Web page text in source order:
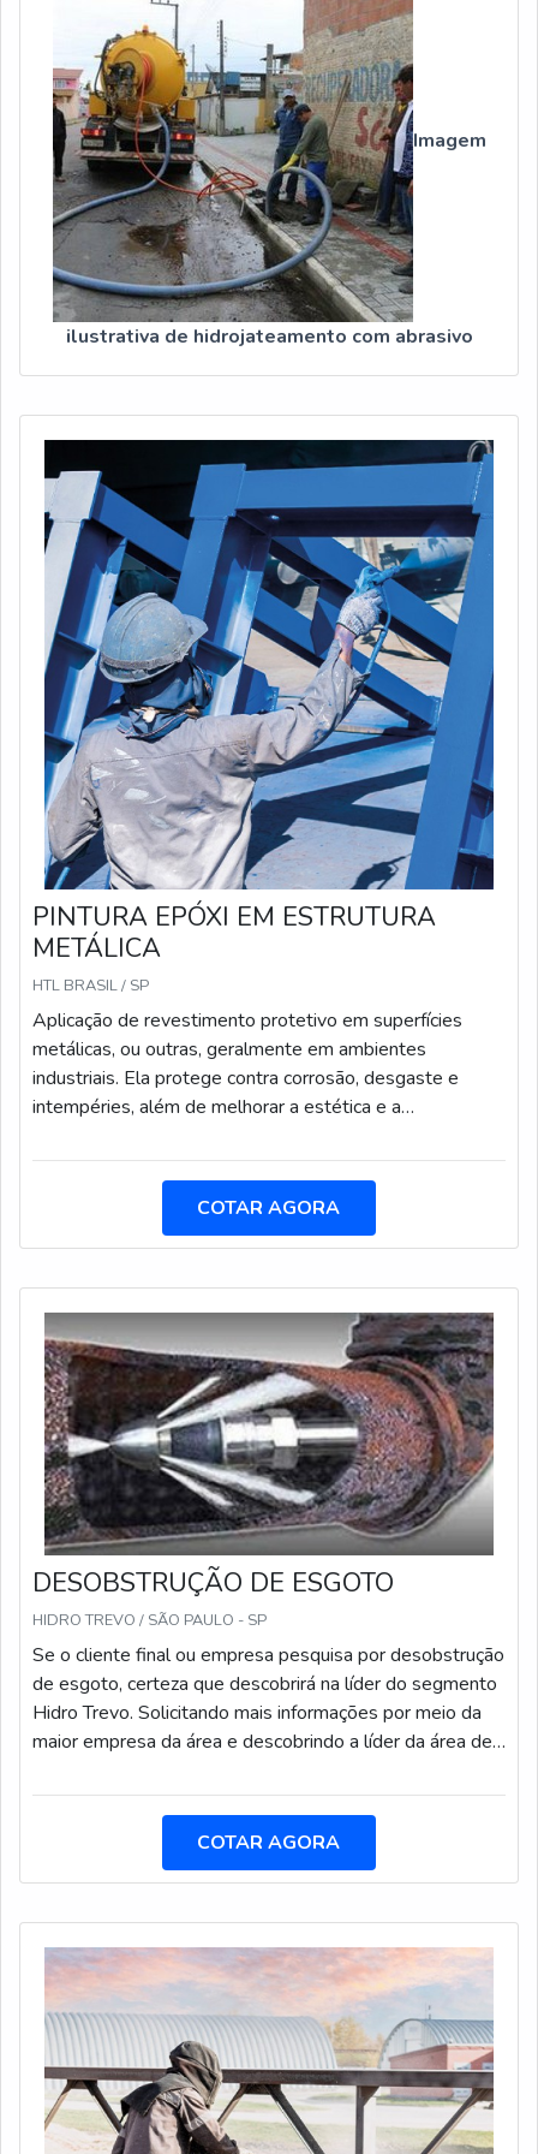
treinamento com materiais sofisticados; Equipamentos de
última geração. A MAIOR REFERÊNCIA NO
SEGMENTOSomente na Arco Iris Manutenção é possível
encontrar o que há de melhor em serviço de hidrojateamento
com abrasivo. Prezando pelo que há de mais moderno, traz
inovações e variedades em jateamento abrasivo e
revestimento anticorrosivo.Isso se deve ao fato de ser uma
empresa comprometida com seus serviços e em uma
empresa inovadora, qualificações possíveis pelo fato de a
empresa possuir escritório de alta qualidade onde são
realizadas as atividades e sala de treinamento com materiais
sofisticados. Todos esses fatores, agregados a uma equipe
multidisciplinar de consultores associados e equipe de alta
ponta.
Imagem
ilustrativa de hidrojateamento com abrasivo
PINTURA EPÓXI EM ESTRUTURA
METÁLICA
HTL BRASIL / SP
Aplicação de revestimento protetivo em superfícies
metálicas, ou outras, geralmente em ambientes
industriais. Ela protege contra corrosão, desgaste e
intempéries, além de melhorar a estética e a
líquida, tinta epóxi, esmalte sintético ou tinta poliuterano
COTAR AGORA
DESOBSTRUÇÃO DE ESGOTO
HIDRO TREVO / SÃO PAULO - SP
Se o cliente final ou empresa pesquisa por desobstrução
de esgoto, certeza que descobrirá na líder do segmento
Hidro Trevo. Solicitando mais informações por meio da
maior empresa da área e descobrindo a líder da área de
com a Hidro Trevo o cliente poderá encontrar proteção
clientes.DIFERENCIAIS IMPORTANTES DE
DESOBSTRUÇÃO DE ESGOTOA Hidro Trevo centraliza
investimento constante nas mais altas tecnologias e
estoque interno de peças,tudo para se certificar que se
tenha desobstrução de esgoto com proteção.Há muitas
maneiras eficientes de uma empresa demonstrar
competência, excelência e destaque em sua área de
atuação. A Hidro Trevo se mostra referência por ter:
Soluções em limpeza industrial por alta pressão;
Métodos padronizados de trabalho; Equipe de
COTAR AGORA